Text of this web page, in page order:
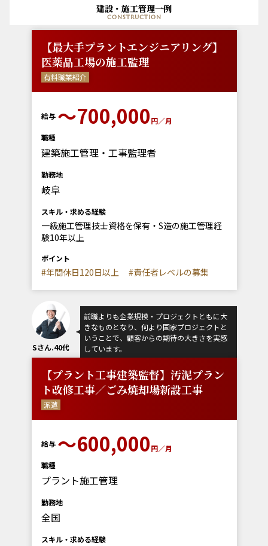
建設・施工管理一例
construction
【最大手プラントエンジニアリング】
医薬品工場の施工監理
有料職業紹介
給与 〜700,000円／月
職種
建築施工管理・工事監理者
勤務地
岐阜
スキル・求める経験
一級施工管理技士資格を保有・S造の施工管理経
験10年以上
ポイント
#年間休日120日以上 #責任者レベルの募集
Sさん.40代
前職よりも企業規模・プロジェクトともに大
きなものとなり、何より国家プロジェクトと
いうことで、顧客からの期待の大きさを実感
しています。
【プラント工事建築監督】汚泥プラン
ト改修工事／ごみ焼却場新設工事
派遣
給与 ～600,000円／月
職種
プラント施工管理
勤務地
全国
スキル・求める経験